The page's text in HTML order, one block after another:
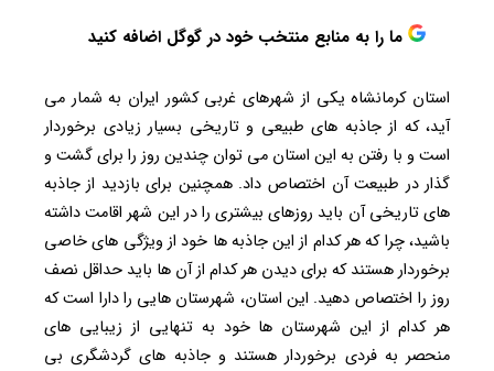
ما را به منابع منتخب خود در گوگل اضافه کنید
استان کرمانشاه یکی از شهرهای غربی کشور ایران به شمار می
آید، که از جاذبه‌ های طبیعی و تاریخی بسیار زیادی برخوردار
است و با رفتن به این استان می ‌توان چندین روز را برای گشت ‌و
گذار در طبیعت آن اختصاص داد. همچنین برای بازدید از جاذبه‌
های تاریخی آن باید روزهای بیشتری را در این شهر اقامت داشته
باشید، چرا که هر کدام از این جاذبه ‌ها خود از ویژگی ‌های خاصی
برخوردار هستند که برای دیدن هر کدام از آن ‌ها باید حداقل نصف
روز را اختصاص دهید. این استان، شهرستان ‌هایی را دارا است که
هر کدام از این شهرستان ‌ها خود به‌ تنهایی از زیبایی ‌های
منحصر به ‌فردی برخوردار هستند و جاذبه ‌های گردشگری بی